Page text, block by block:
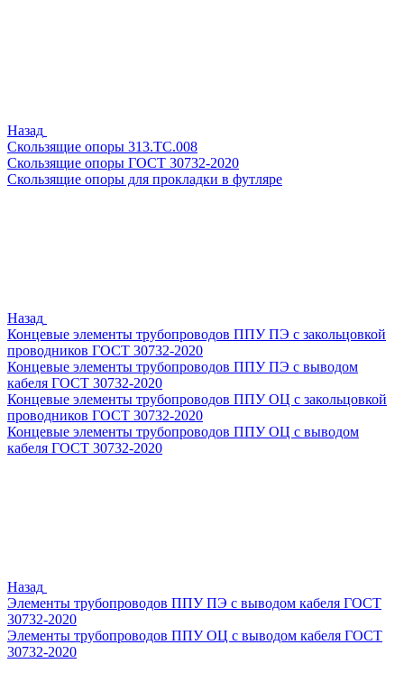
Назад
Скользящие опоры 313.ТС.008
Скользящие опоры ГОСТ 30732-2020
Скользящие опоры для прокладки в футляре
Назад
Концевые элементы трубопроводов ППУ ПЭ с закольцовкой
проводников ГОСТ 30732-2020
Концевые элементы трубопроводов ППУ ПЭ с выводом
кабеля ГОСТ 30732-2020
Концевые элементы трубопроводов ППУ ОЦ с закольцовкой
проводников ГОСТ 30732-2020
Концевые элементы трубопроводов ППУ ОЦ с выводом
кабеля ГОСТ 30732-2020
Назад
Элементы трубопроводов ППУ ПЭ с выводом кабеля ГОСТ
30732-2020
Элементы трубопроводов ППУ ОЦ с выводом кабеля ГОСТ
30732-2020